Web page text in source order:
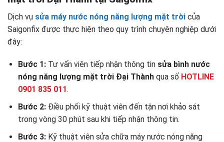
Dịch vụ sửa máy nước nóng năng lượng mặt trời của
Saigonfix được thực hiện theo quy trình chuyên nghiệp dưới
đây:
Bước 1: Tư vấn viên tiếp nhận thông tinsửa bình nước
nóng năng lượng mặt trời Đại Thành qua số HOTLINE
0901 835 011.
Bước 2: Điều phối kỹ thuật viên đến tận nơi khảo sát
trong vòng 30 phút sau khi tiếp nhận thông tin.
Bước 3: Kỹ thuật viên sửa chữa máy nước nóng năng